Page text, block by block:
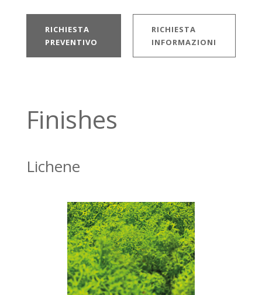
RICHIESTA
PREVENTIVO
RICHIESTA
INFORMAZIONI
Finishes
Lichene